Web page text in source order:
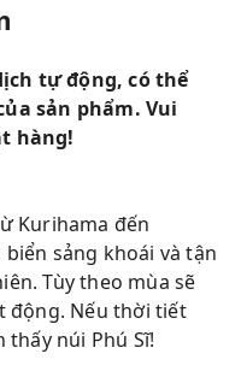
tự động, có thể
sản phẩm. Vui
hàng!
Kurihama đến
sảng khoái và tận
Tùy theo mùa sẽ
động. Nếu thời tiết
núi Phú Sĩ!